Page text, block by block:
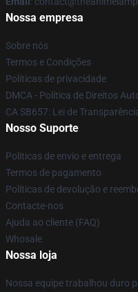
Nossa empresa
Sobre nós
Termos e Condições
Políticas de privacidade
DMCA - Política de Direitos
CA SB657: Lei de
Nosso Suporte
Políticas de envio e entrega
Termos de pagamento
Políticas de devolução e
Contacte-nos
Ajuda ao cliente (FAQ)
Whosale
Nossa loja
Nossa equipe trabalhou duro